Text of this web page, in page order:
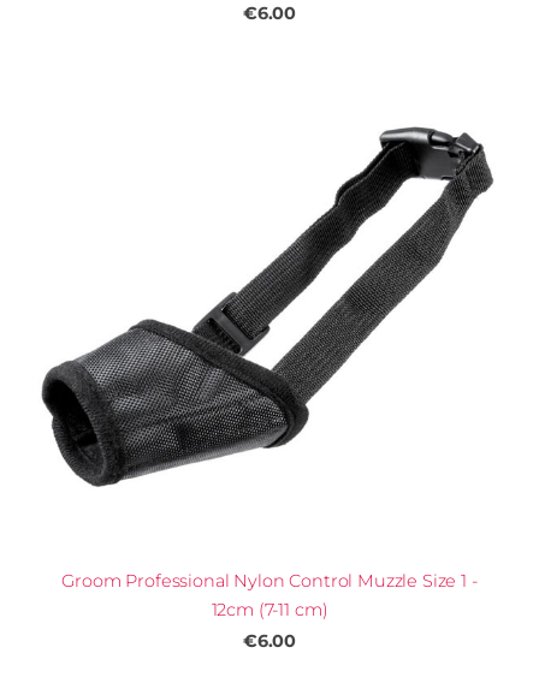
€6.00
Groom Professional Nylon Control Muzzle Size 1 -
12cm (7-11 cm)
€6.00